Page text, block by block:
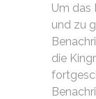
Um das
und zu
die